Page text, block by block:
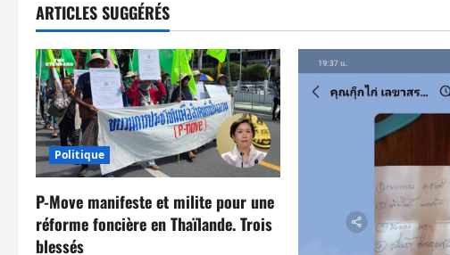
g
a
t
i
o
n
ARTICLES SUGGÉRÉS
Politique
P-Move manifeste et milite pour une
réforme foncière en Thaïlande. Trois
blessés